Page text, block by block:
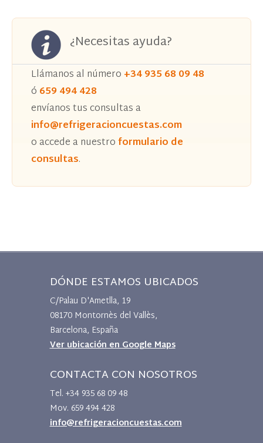
¿Necesitas ayuda?
Llámanos al número +34 935 68 09 48
ó 659 494 428
envíanos tus consultas a
info@refrigeracioncuestas.com
o accede a nuestroformulario de
consultas.
DÓNDE ESTAMOS UBICADOS
C/Palau D'Ametlla, 19
08170 Montornès del Vallès,
Barcelona, España
Ver ubicación en Google Maps
CONTACTA CON NOSOTROS
Tel. +34 935 68 09 48
Mov. 659 494 428
info@refrigeracioncuestas.com